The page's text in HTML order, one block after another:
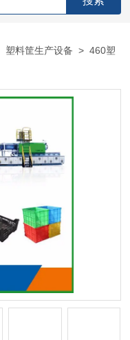
塑料筐生产设备 > 460塑